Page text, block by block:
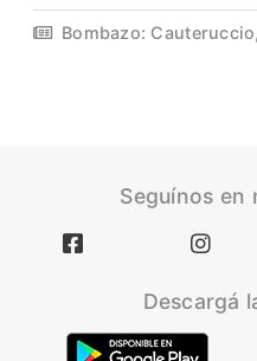
Bombazo:
Seguínos en
Descargá